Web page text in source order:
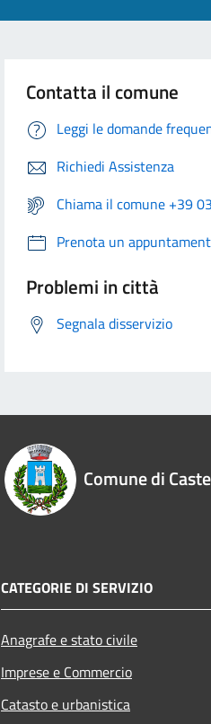
Contatta il comune
Leggi le domande
Richiedi Assistenza
Chiama il comune +39
Prenota un
Problemi in città
Segnala disservizio
Comune di
CATEGORIE DI SERVIZIO
Anagrafe e stato civile
Imprese e Commercio
Catasto e urbanistica